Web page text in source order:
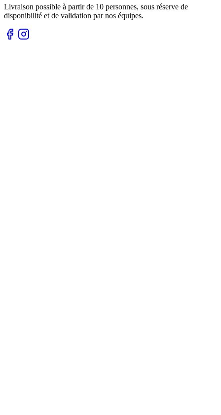
Livraison possible à partir de 10 personnes, sous réserve de
disponibilité et de validation par nos équipes.